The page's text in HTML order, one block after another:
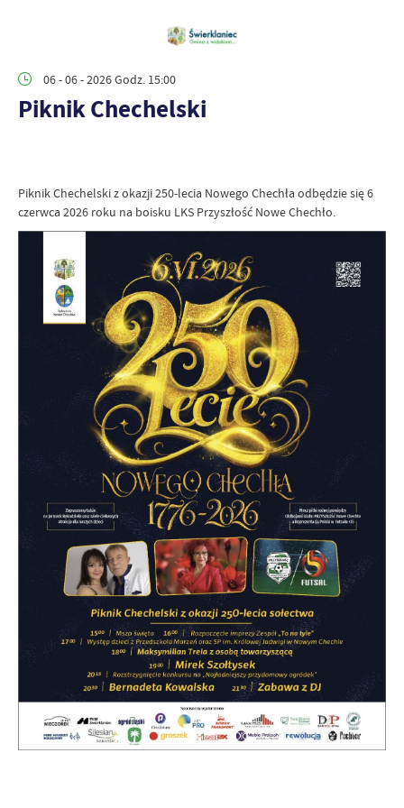
06 - 06 - 2026 Godz. 15:00
Piknik Chechelski
Piknik Chechelski z okazji 250-lecia Nowego Chechła odbędzie się 6
czerwca 2026 roku na boisku LKS Przyszłość Nowe Chechło.